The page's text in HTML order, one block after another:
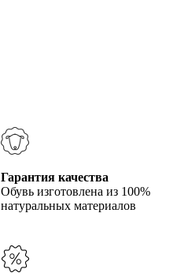
Гарантия качества
Обувь изготовлена из 100%
натуральных материалов